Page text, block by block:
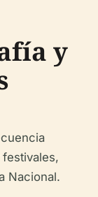
y
Nacional.